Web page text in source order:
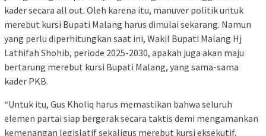
kader secara all out. Oleh karena itu, manuver politik untuk
merebut kursi Bupati Malang harus dimulai sekarang. Namun
yang perlu diperhitungkan saat ini, Wakil Bupati Malang Hj
Lathifah Shohib, periode 2025-2030, apakah juga akan maju
bertarung merebut kursi Bupati Malang, yang sama-sama
kader PKB.
“Untuk itu, Gus Kholiq harus memastikan bahwa seluruh
elemen partai siap bergerak secara taktis demi mengamankan
kemenangan legislatif sekaligus merebut kursi eksekutif.